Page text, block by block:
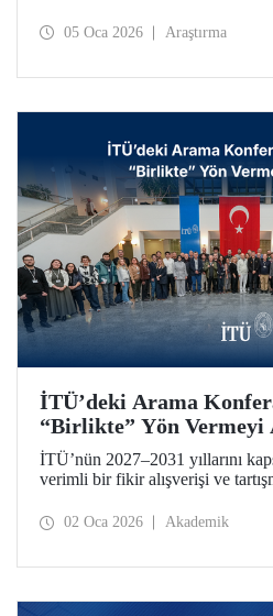
tarafından verilen 2025
05 Oca 2026 Araştırma
İTÜ’deki Arama
“Birlikte” Yön Vermeyi
İTÜ’nün 2027–2031 yıllarını
verimli bir fikir alışverişi ve
Yerleşkemizde düzenlendi.
02 Oca 2026 Akademik